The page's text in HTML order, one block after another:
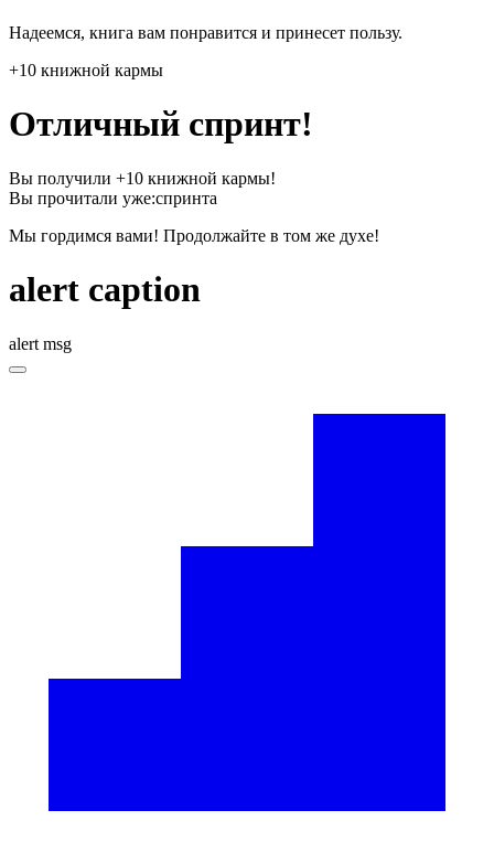
Надеемся, книга вам понравится и принесет пользу.
+10 книжной кармы
Отличный спринт!
Вы получили +10 книжной кармы!
Вы прочитали уже:спринта
Мы гордимся вами! Продолжайте в том же духе!
alert caption
alert msg